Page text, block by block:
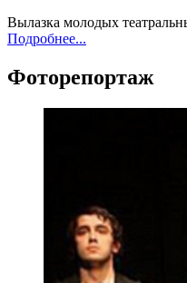
Вылазка молодых
Подробнее...
Фоторепортаж